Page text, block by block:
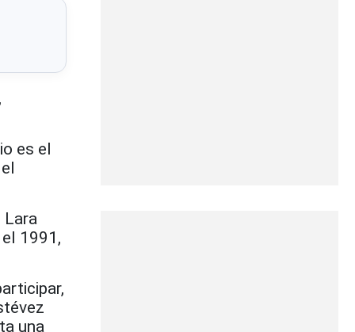
es el
Lara
1991,
una